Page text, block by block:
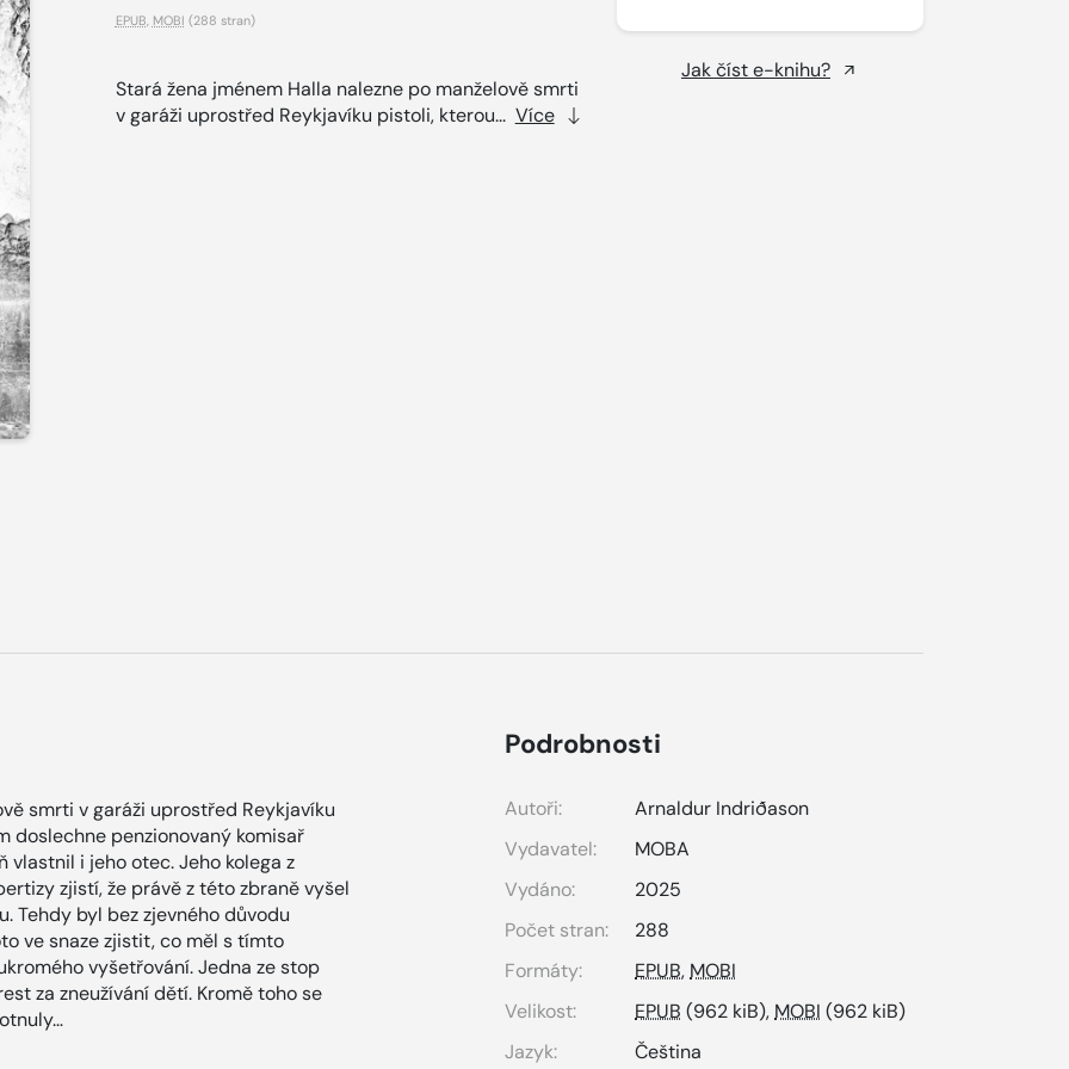
EPUB MOBI (288 stran)
Stará žena jménem Halla nalezne po manželově smrti
v garáži uprostřed Reykjavíku pistoli, kterou... Více
Jak číst e-knihu?
smrti v garáži uprostřed Reykjavíku
doslechne penzionovaný komisař
vlastnil i jeho otec. Jeho kolega z
zjistí, že právě z této zbraně vyšel
Tehdy byl bez zjevného důvodu
ve snaze zjistit, co měl s tímto
vyšetřování. Jedna ze stop
za zneužívání dětí. Kromě toho se
Podrobnosti
Autoři:
Arnaldur Indriðason
Vydavatel:
MOBA
Vydáno:
2025
Počet stran:
288
Formáty:
EPUB, MOBI
Velikost:
EPUB (962 kiB), MOBI (962 kiB)
Jazyk:
Čeština